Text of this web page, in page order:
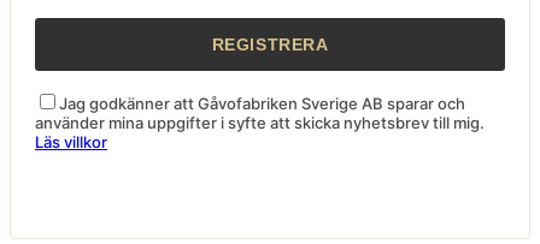
Jag godkänner att Gåvofabriken Sverige AB sparar och
använder mina uppgifter i syfte att skicka nyhetsbrev till mig.
Läs villkor